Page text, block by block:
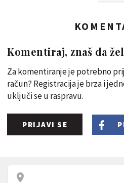
Komentiraj, znaš da
Za komentiranje je potrebno
račun? Registracija je brza i
uključi se u raspravu.
PRIJAVI SE